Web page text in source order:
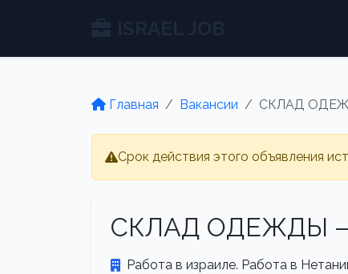
Главная Вакансии СКЛАД
Срок действия этого объявления
СКЛАД ОДЕЖДЫ
Работа в израиле. Работа в